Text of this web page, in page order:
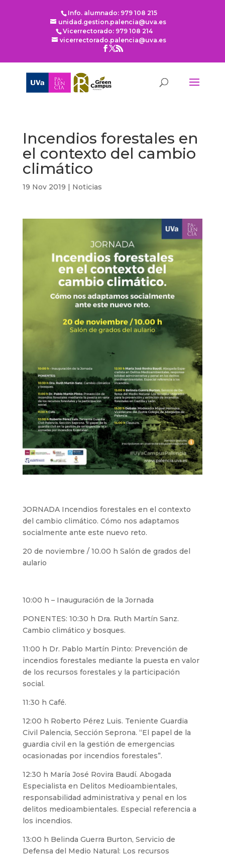
Info. alumnado: 979 108 215
unidad.gestion.palencia@uva.es
Vicerrectorado: 979 108 214
vicerrectorado.palencia@uva.es
Incendios forestales en
el contexto del cambio
climático
19 Nov 2019 | Noticias
JORNADA Incendios forestales en el contexto
del cambio climático. Cómo nos adaptamos
socialmente ante este nuevo reto.
20 de noviembre / 10.00 h Salón de grados del
aulario
10:00 h – Inauguración de la Jornada
PONENTES: 10:30 h Dra. Ruth Martín Sanz.
Cambio climático y bosques.
11:00 h Dr. Pablo Martín Pinto: Prevención de
incendios forestales mediante la puesta en valor
de los recursos forestales y la participación
social.
11:30 h Café.
12:00 h Roberto Pérez Luis. Teniente Guardia
Civil Palencia, Sección Seprona. “El papel de la
guardia civil en la gestión de emergencias
ocasionadas por incendios forestales”.
12:30 h María José Rovira Baudí. Abogada
Especialista en Delitos Medioambientales,
responsabilidad administrativa y penal en los
delitos medioambientales. Especial referencia a
los incendios.
13:00 h Belinda Guerra Burton, Servicio de
Defensa del Medio Natural: Los recursos